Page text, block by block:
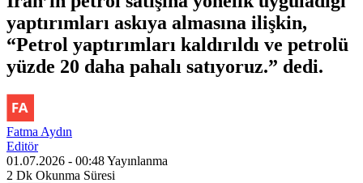
yaptırımları askıya almasına ilişkin,
“Petrol yaptırımları kaldırıldı ve petrolü
yüzde 20 daha pahalı satıyoruz.” dedi.
Fatma Aydın
Editör
01.07.2026 - 00:48Yayınlanma
2 Dk Okunma Süresi